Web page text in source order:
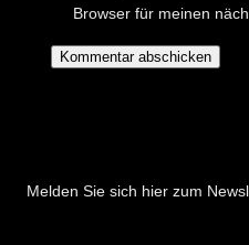
Browser für meinen
Melden Sie sich hier zum